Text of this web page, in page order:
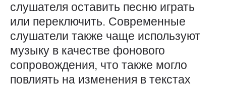
слушателя оставить песню играть
или переключить. Современные
слушатели также чаще используют
музыку в качестве фонового
сопровождения, что также могло
повлиять на изменения в текстах